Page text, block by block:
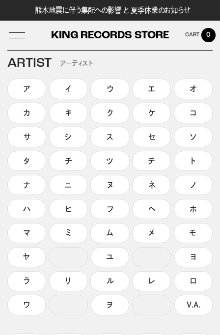
熊本地震に伴う集配への影響 と 夏季休業のお知らせ
KING RECORDS STORE
LOG IN
0
ARTIST アーティスト
ア イ ウ エ オ
カ キ ク ケ コ
サ シ ス セ ソ
タ チ ツ テ ト
ナ ニ ヌ ネ ノ
ハ ヒ フ ヘ ホ
マ ミ ム メ モ
ヤ ユ ヨ
ラ リ ル レ ロ
ワ ヲ V.A.